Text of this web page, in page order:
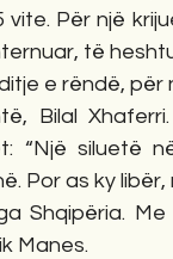
Për një
të
e rëndë,
Bilal
“Një siluetë
Por as ky
Shqipëria.
Manes.